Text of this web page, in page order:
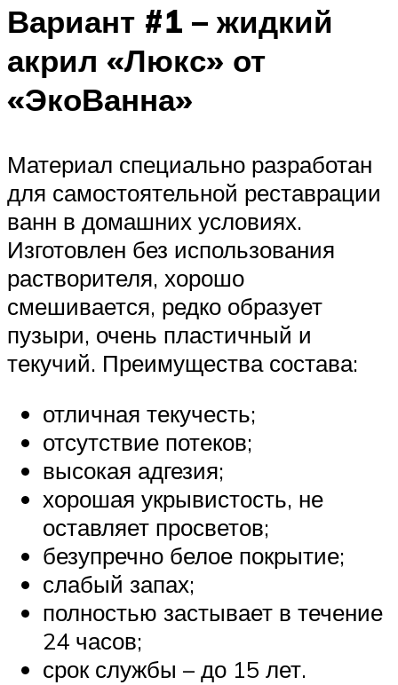
Вариант #1 – жидкий
акрил «Люкс» от
«ЭкоВанна»
Материал специально разработан
для самостоятельной реставрации
ванн в домашних условиях.
Изготовлен без использования
растворителя, хорошо
смешивается, редко образует
пузыри, очень пластичный и
текучий. Преимущества состава:
отличная текучесть;
отсутствие потеков;
высокая адгезия;
хорошая укрывистость, не
оставляет просветов;
безупречно белое покрытие;
слабый запах;
полностью застывает в течение
24 часов;
срок службы – до 15 лет.